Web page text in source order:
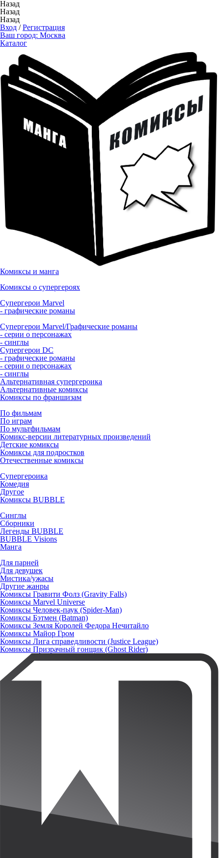
Назад
Назад
Назад
Вход /Регистрация
Ваш город: Москва
Каталог
Комиксы и манга
Комиксы о супергероях
Супергерои Marvel
- графические романы
Супергерои Marvel/Графические романы
- серии о персонажах
- синглы
Супергерои DC
- графические романы
- серии о персонажах
- синглы
Альтернативная супергероика
Альтернативные комиксы
Комиксы по франшизам
По фильмам
По играм
По мультфильмам
Комикс-версии литературных произведений
Детские комиксы
Комиксы для подростков
Отечественные комиксы
Супергероика
Комедия
Другое
Комиксы BUBBLE
Синглы
Сборники
Легенды BUBBLE
BUBBLE Visions
Манга
Для парней
Для девушек
Мистика/ужасы
Другие жанры
Комиксы Гравити Фолз (Gravity Falls)
Комиксы Marvel Universe
Комиксы Человек-паук (Spider-Man)
Комиксы Бэтмен (Batman)
Комиксы Земля Королей Федора Нечитайло
Комиксы Майор Гром
Комиксы Лига справедливости (Justice League)
Комиксы Призрачный гонщик (Ghost Rider)